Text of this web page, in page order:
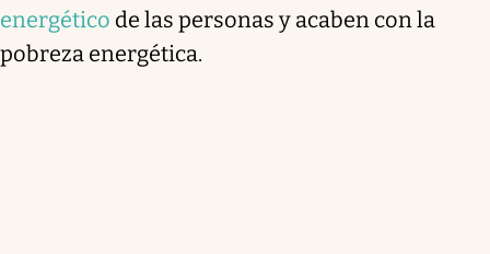
energético de las personas y acaben con la
pobreza energética.